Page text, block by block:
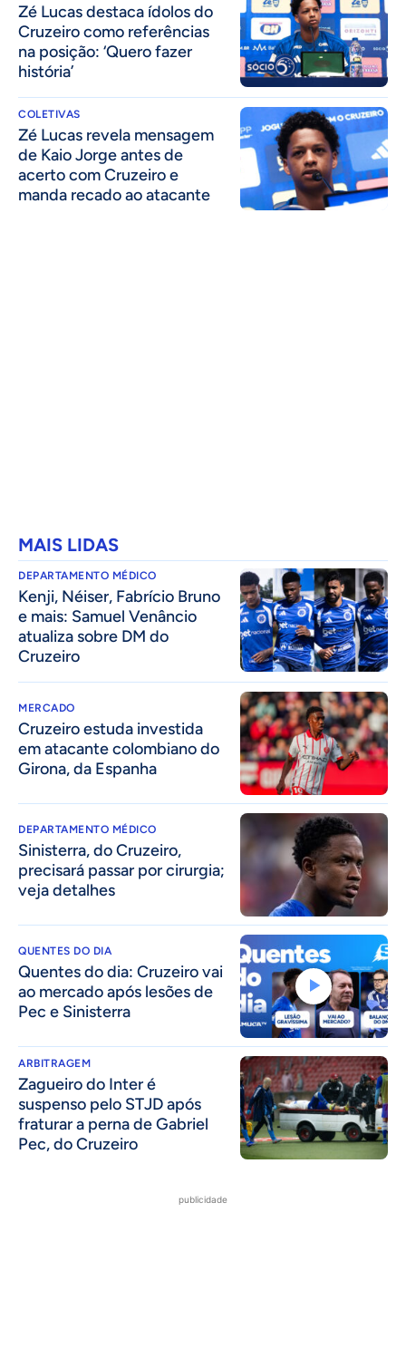
Zé Lucas destaca ídolos do
Cruzeiro como referências
na posição: ‘Quero fazer
história’
COLETIVAS
Zé Lucas revela mensagem
de Kaio Jorge antes de
acerto com Cruzeiro e
manda recado ao atacante
MAIS LIDAS
DEPARTAMENTO MÉDICO
Kenji, Néiser, Fabrício Bruno
e mais: Samuel Venâncio
atualiza sobre DM do
Cruzeiro
MERCADO
Cruzeiro estuda investida
em atacante colombiano do
Girona, da Espanha
DEPARTAMENTO MÉDICO
Sinisterra, do Cruzeiro,
precisará passar por cirurgia;
veja detalhes
QUENTES DO DIA
Quentes do dia: Cruzeiro vai
ao mercado após lesões de
Pec e Sinisterra
ARBITRAGEM
Zagueiro do Inter é
suspenso pelo STJD após
fraturar a perna de Gabriel
Pec, do Cruzeiro
publicidade